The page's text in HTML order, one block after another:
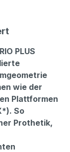
PLUS
wie der
Plattformen
So
Prothetik,